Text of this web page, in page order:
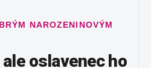
NAROZENINOVÝM
oslavenec ho